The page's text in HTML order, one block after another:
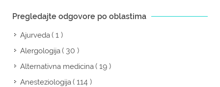
Pregledajte odgovore po oblastima
Ajurveda( 1 )
Alergologija( 30 )
Alternativna medicina( 19 )
Anesteziologija( 114 )